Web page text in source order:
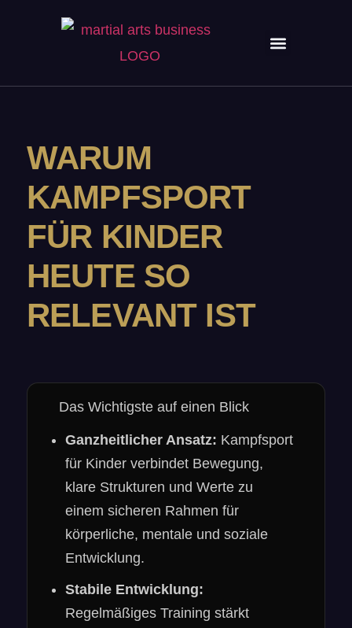
WARUM
KAMPFSPORT
FÜR KINDER
HEUTE SO
RELEVANT IST
Das Wichtigste auf einen Blick
Ganzheitlicher Ansatz: Kampfsport
für Kinder verbindet Bewegung,
klare Strukturen und Werte zu
einem sicheren Rahmen für
körperliche, mentale und soziale
Entwicklung.
Stabile Entwicklung:
Regelmäßiges Training stärkt